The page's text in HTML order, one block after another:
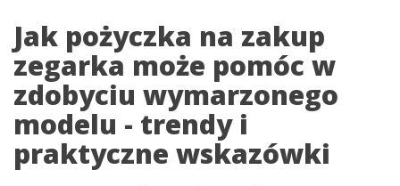
Jak pożyczka na zakup
zegarka może pomóc w
zdobyciu wymarzonego
modelu - trendy i
praktyczne wskazówki